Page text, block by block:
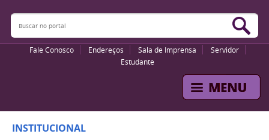
Buscar no portal
Fale Conosco Endereços Sala de Imprensa
Servidor
Estudante
INSTITUCIONAL